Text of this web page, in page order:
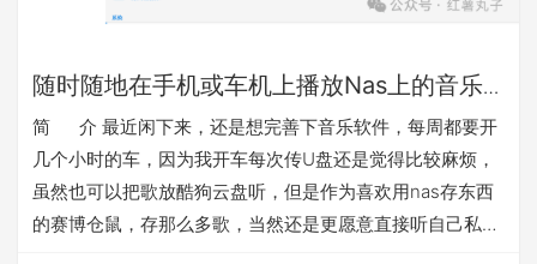
随时随地在手机或车机上播放Nas上的音乐
的简便方法介绍
简 介 最近闲下来，还是想完善下音乐软件，每周都要开
几个小时的车，因为我开车每次传U盘还是觉得比较麻烦，
虽然也可以把歌放酷狗云盘听，但是作为喜欢用nas存东西
的赛博仓鼠，存那么多歌，当然还是更愿意直接听自己私域